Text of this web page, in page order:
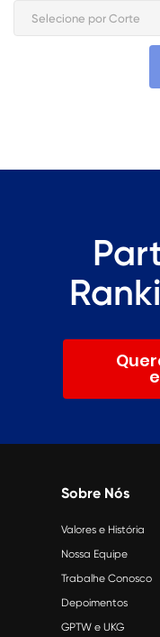
Sobre Nós
Valores e História
Nossa Equipe
Trabalhe Conosco
Depoimentos
GPTW e UKG